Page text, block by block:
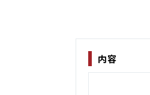
内容